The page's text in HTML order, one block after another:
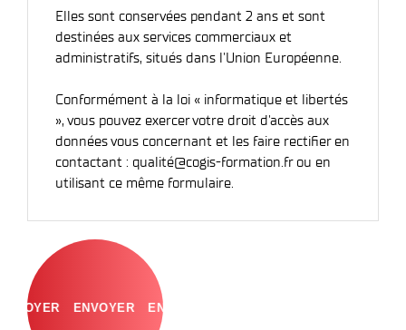
Elles sont conservées pendant 2 ans et sont
destinées aux services commerciaux et
administratifs, situés dans l'Union Européenne.
Conformément à la loi « informatique et libertés
», vous pouvez exercer votre droit d'accès aux
données vous concernant et les faire rectifier en
contactant : qualité@cogis-formation.fr ou en
utilisant ce même formulaire.
ENVOYER